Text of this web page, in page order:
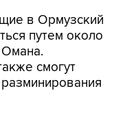
в Ормузский
путем около
смогут